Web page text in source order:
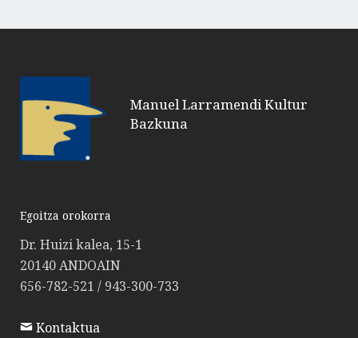
Manuel Larramendi Kultur
Bazkuna
Egoitza orokorra
Dr. Huizi kalea, 15-1
20140 ANDOAIN
656-782-521 / 943-300-733
Kontaktua